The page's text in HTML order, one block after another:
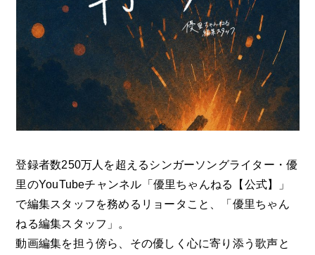
登録者数250万人を超えるシンガーソングライター・優
里のYouTubeチャンネル「優里ちゃんねる【公式】」
で編集スタッフを務めるリョータこと、「優里ちゃん
ねる編集スタッフ」。
動画編集を担う傍ら、その優しく心に寄り添う歌声と